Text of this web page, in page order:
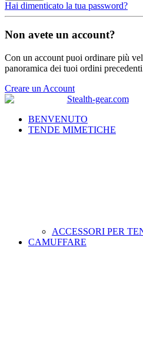
Hai dimenticato la tua password?
Non avete un account?
Con un account puoi ordinare più
panoramica dei tuoi ordini
Creare un Account
BENVENUTO
TENDE MIMETICHE
ACCESSORI PER
CAMUFFARE